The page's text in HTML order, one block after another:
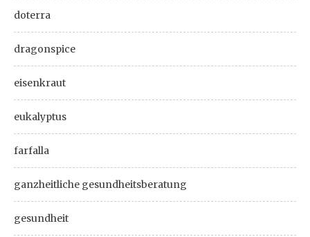
doterra
dragonspice
eisenkraut
eukalyptus
farfalla
ganzheitliche gesundheitsberatung
gesundheit